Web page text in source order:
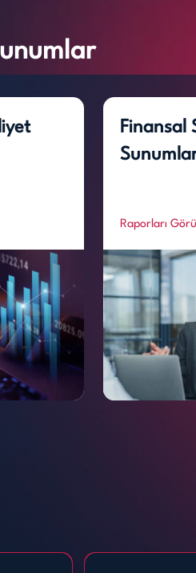
Finansal
Raporları